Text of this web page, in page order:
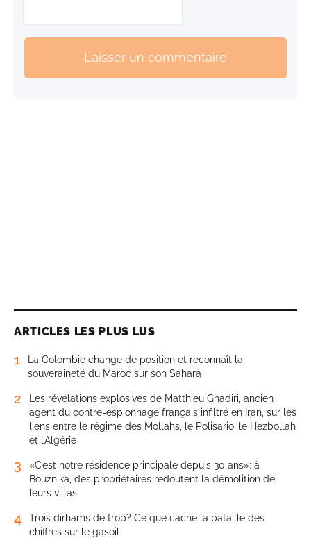
Laisser un commentaire
ARTICLES LES PLUS LUS
1
La Colombie change de position et reconnaît la
souveraineté du Maroc sur son Sahara
2
Les révélations explosives de Matthieu Ghadiri, ancien
agent du contre-espionnage français infiltré en Iran, sur les
liens entre le régime des Mollahs, le Polisario, le Hezbollah
et l’Algérie
3
«C’est notre résidence principale depuis 30 ans»: à
Bouznika, des propriétaires redoutent la démolition de
leurs villas
4
Trois dirhams de trop? Ce que cache la bataille des
chiffres sur le gasoil